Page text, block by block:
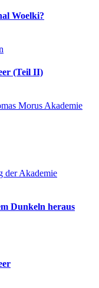
Woelki?
(Teil II)
Dunkeln heraus